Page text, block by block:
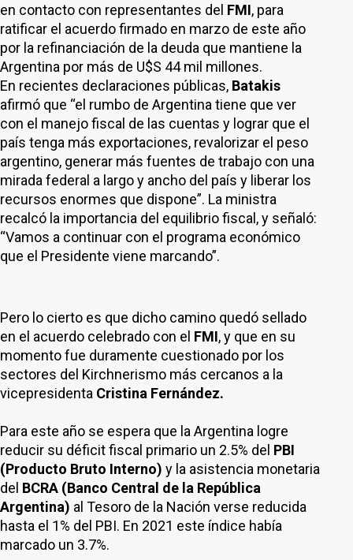
en contacto con representantes del FMI, para
ratificar el acuerdo firmado en marzo de este año
por la refinanciación de la deuda que mantiene la
Argentina por más de U$S 44 mil millones.
En recientes declaraciones públicas, Batakis
afirmó que “el rumbo de Argentina tiene que ver
con el manejo fiscal de las cuentas y lograr que el
país tenga más exportaciones, revalorizar el peso
argentino, generar más fuentes de trabajo con una
mirada federal a largo y ancho del país y liberar los
recursos enormes que dispone”. La ministra
recalcó la importancia del equilibrio fiscal, y señaló:
“Vamos a continuar con el programa económico
que el Presidente viene marcando”.
Pero lo cierto es que dicho camino quedó sellado
en el acuerdo celebrado con el FMI, y que en su
momento fue duramente cuestionado por los
sectores del Kirchnerismo más cercanos a la
vicepresidenta Cristina Fernández.
Para este año se espera que la Argentina logre
reducir su déficit fiscal primario un 2.5% del PBI
(Producto Bruto Interno) y la asistencia monetaria
del BCRA (Banco Central de la República
Argentina) al Tesoro de la Nación verse reducida
hasta el 1% del PBI. En 2021 este índice había
marcado un 3.7%.